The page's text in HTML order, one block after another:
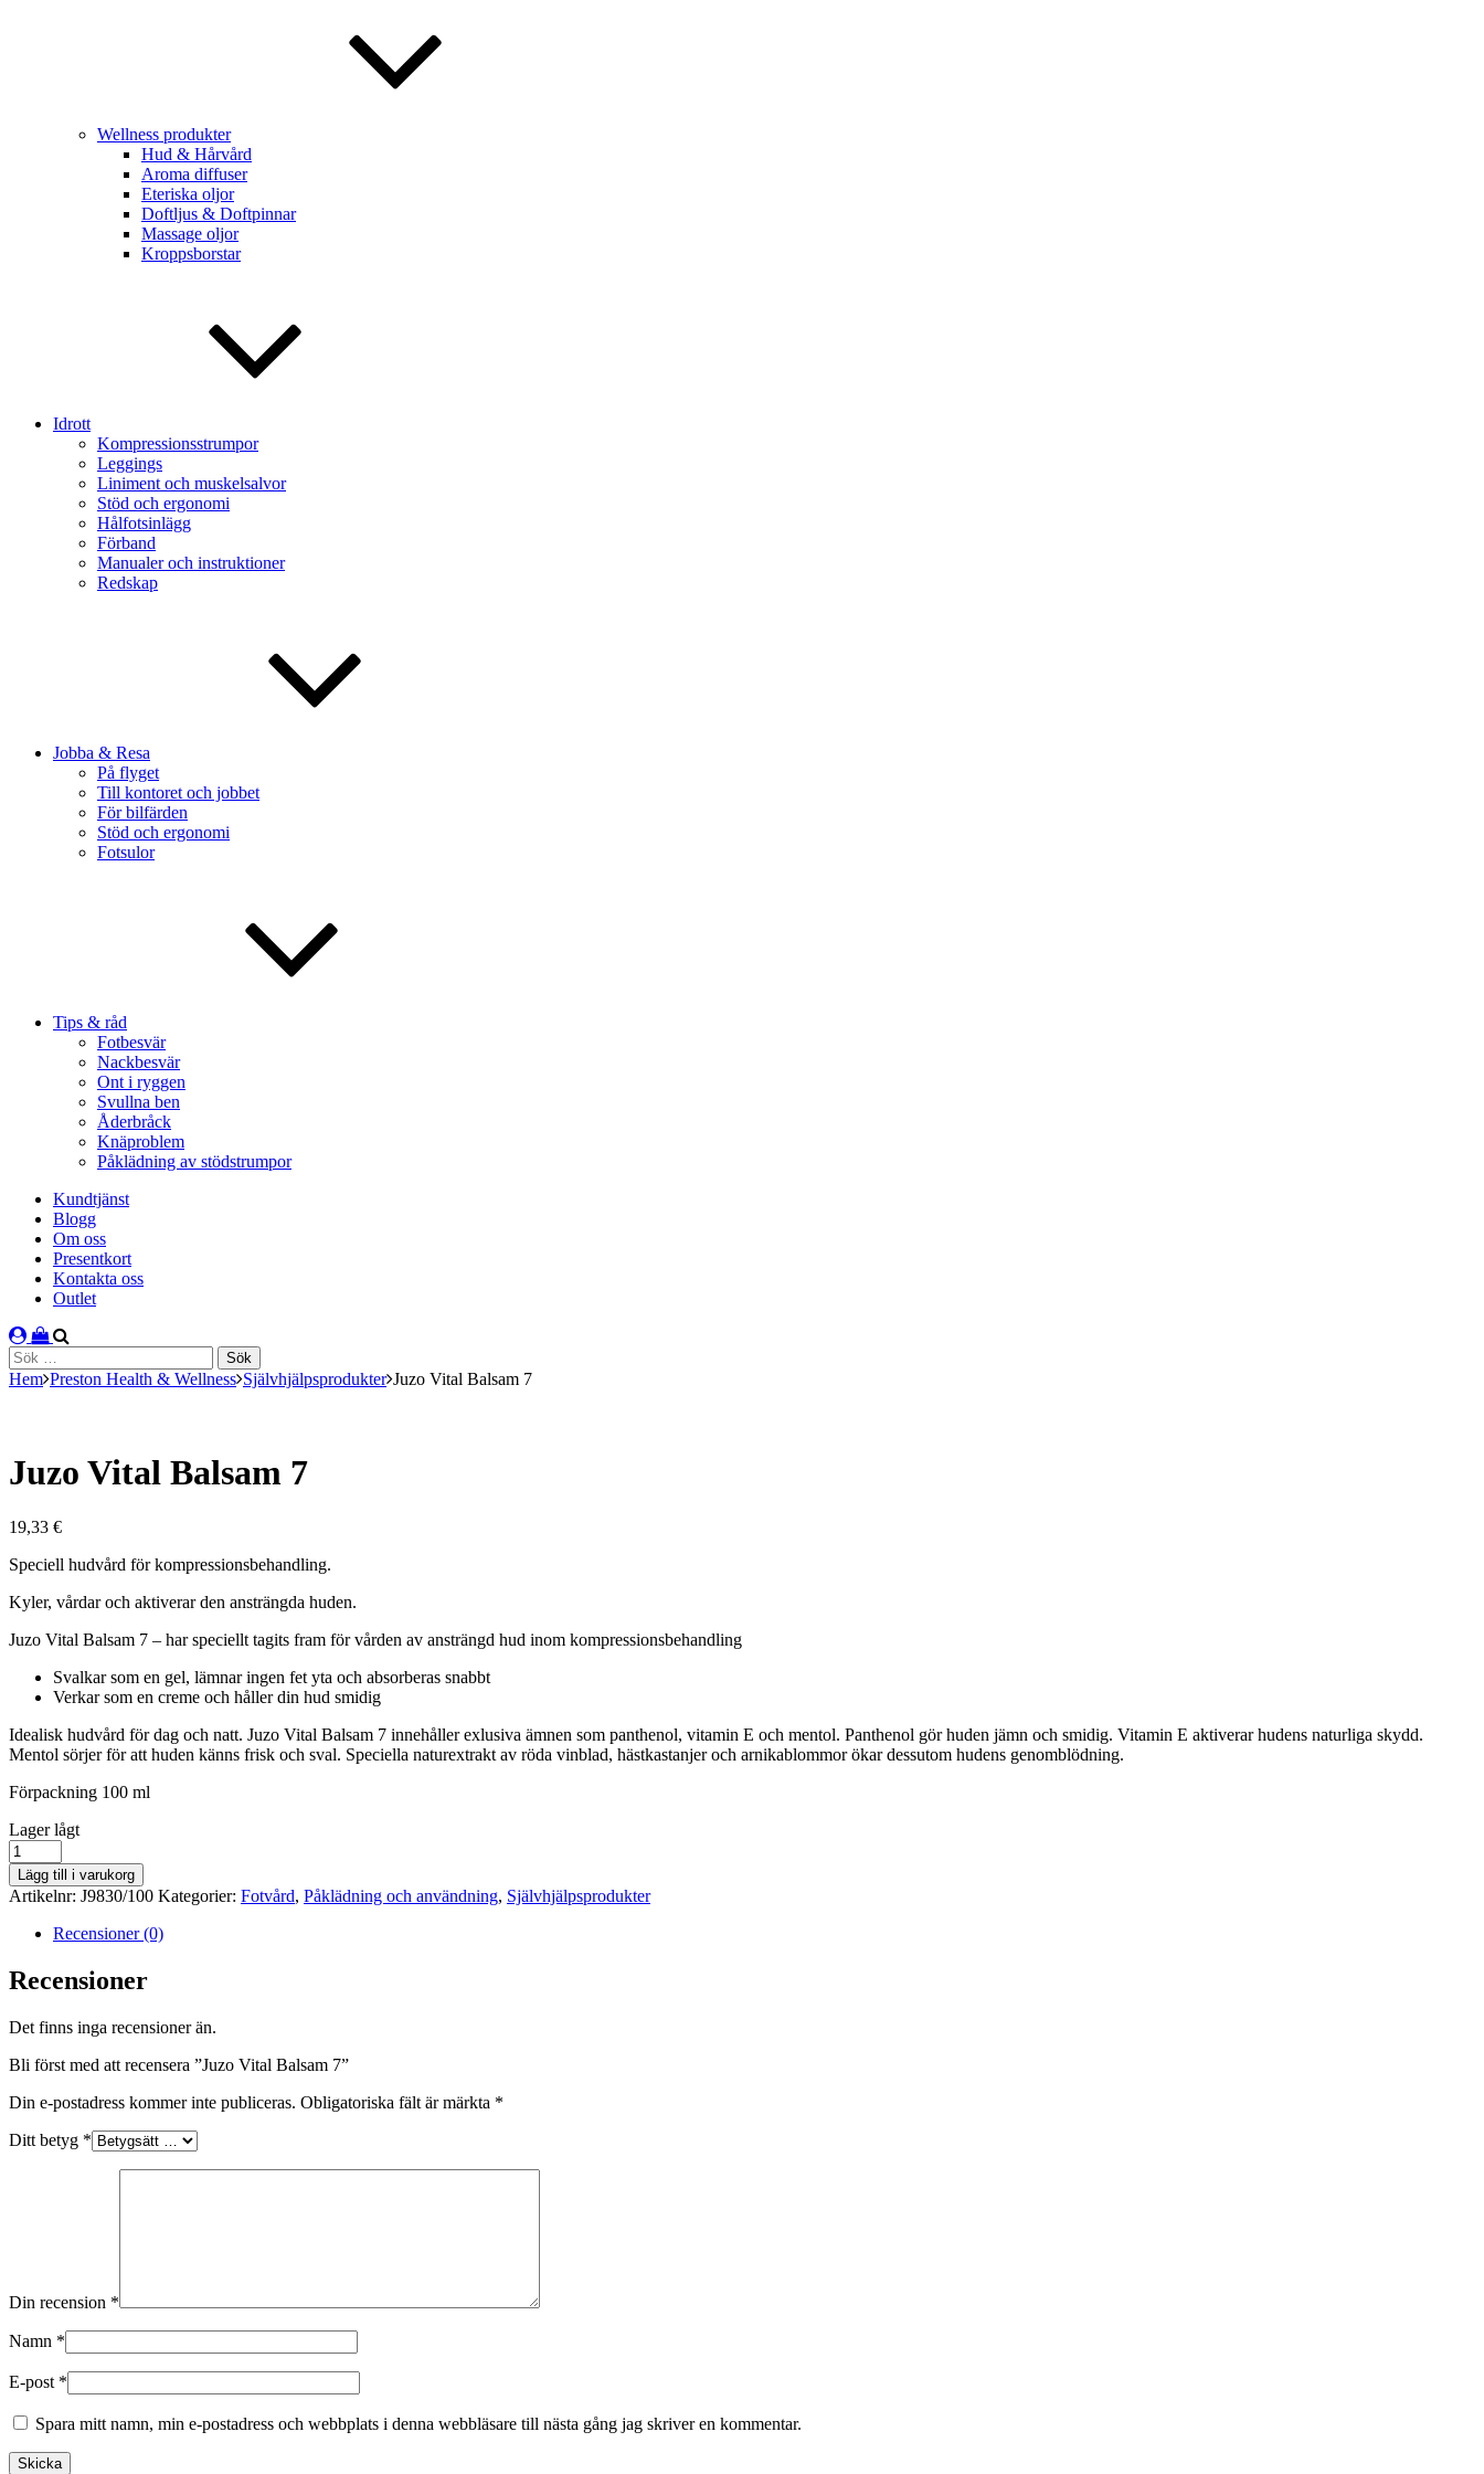
Wellness produkter
Hud & Hårvård
Aroma diffuser
Eteriska oljor
Doftljus & Doftpinnar
Massage oljor
Kroppsborstar
Idrott
Kompressionsstrumpor
Leggings
Liniment och muskelsalvor
Stöd och ergonomi
Hålfotsinlägg
Förband
Manualer och instruktioner
Redskap
Jobba & Resa
På flyget
Till kontoret och jobbet
För bilfärden
Stöd och ergonomi
Fotsulor
Tips & råd
Fotbesvär
Nackbesvär
Ont i ryggen
Svullna ben
Åderbråck
Knäproblem
Påklädning av stödstrumpor
Kundtjänst
Blogg
Om oss
Presentkort
Kontakta oss
Outlet
Sök
efter:
Hem Preston Health & Wellness Självhjälpsprodukter Juzo Vital Balsam 7
Juzo Vital Balsam 7
19,33 €
Speciell hudvård för kompressionsbehandling.
Kyler, vårdar och aktiverar den ansträngda huden.
Juzo Vital Balsam 7 – har speciellt tagits fram för vården av ansträngd hud inom kompressionsbehandling
Svalkar som en gel, lämnar ingen fet yta och absorberas snabbt
Verkar som en creme och håller din hud smidig
Idealisk hudvård för dag och natt. Juzo Vital Balsam 7 innehåller exlusiva ämnen som panthenol, vitamin E och mentol. Panthenol gör huden jämn och smidig. Vitamin E aktiverar hudens naturliga skydd.
Mentol sörjer för att huden känns frisk och sval. Speciella naturextrakt av röda vinblad, hästkastanjer och arnikablommor ökar dessutom hudens genomblödning.
Förpackning 100 ml
lager
saldo
Lager lågt
Juzo
Vital
Balsam
7
mängd
Lägg till i varukorg
Artikelnr: J9830/100 Kategorier: Fotvård, Påklädning och användning, Självhjälpsprodukter
Recensioner (0)
Recensioner
Det finns inga recensioner än.
Bli först med att recensera ”Juzo Vital Balsam 7”
Din e-postadress kommer inte publiceras. Obligatoriska fält är märkta *
Ditt betyg *
Din recension *
Namn *
E-post *
Spara mitt namn, min e-postadress och webbplats i denna webbläsare till nästa gång jag skriver en kommentar.
Skicka